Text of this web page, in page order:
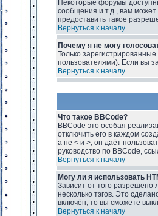
Некоторые форумы
сообщения и т.д., вам
предоставить такое
Вернуться к началу
Почему я не могу
Только
пользователями). Если вы
Вернуться к началу
Что такое BBCode?
BBCode это особая
отключить его в каждом
а не < и >, он даёт
руководство по BBCode,
Вернуться к началу
Могу ли я использовать
Зависит от того разрешено
несколько тэгов. Это
включён, то вы сможете
Вернуться к началу